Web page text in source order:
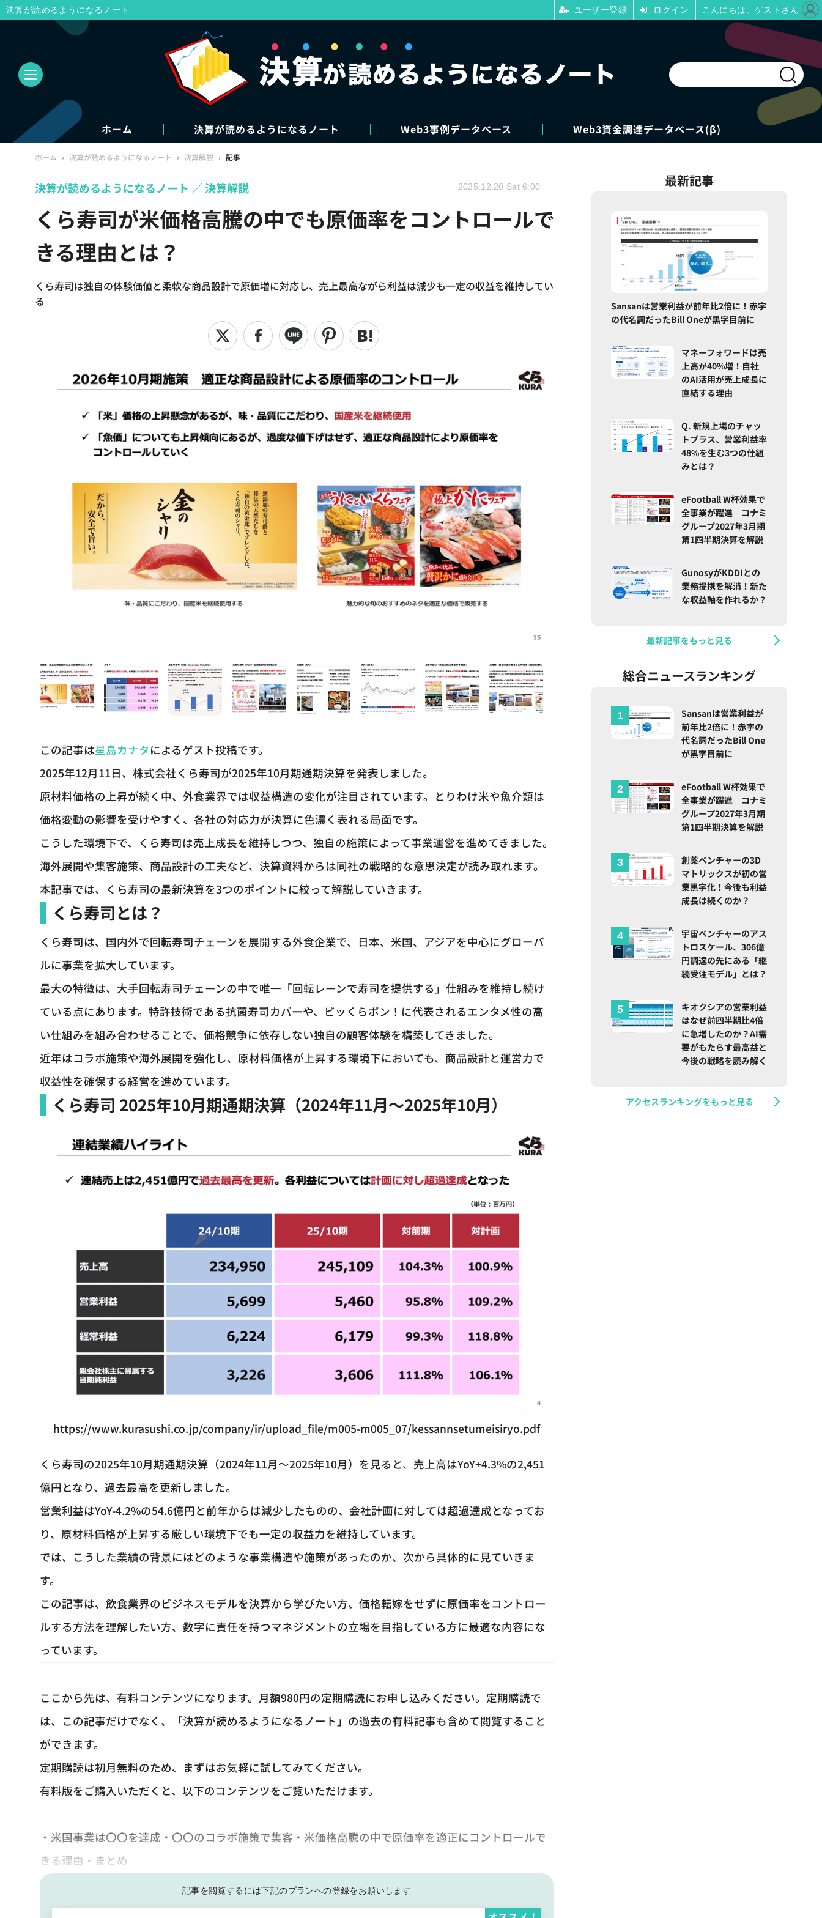
ホーム 決算が読めるようになるノート Web3事例データベース Web3資金調達データベース(β)
ホーム › 決算が読めるようになるノート › 決算解説 › 記事
くら寿司が米価格高騰の中でも原価率をコントロールで
きる理由とは？
くら寿司は独自の体験価値と柔軟な商品設計で原価増に対応し、売上最高ながら利益は減少も一定の収益を維持してい
る
決算が読めるようになるノート 決算解説 2025.12.20 Sat 6:00
この記事は星島カナタによるゲスト投稿です。
2025年12月11日、株式会社くら寿司が2025年10月期通期決算を発表しました。
原材料価格の上昇が続く中、外食業界では収益構造の変化が注目されています。とりわけ米や魚介類は
価格変動の影響を受けやすく、各社の対応力が決算に色濃く表れる局面です。
こうした環境下で、くら寿司は売上成長を維持しつつ、独自の施策によって事業運営を進めてきました。
海外展開や集客施策、商品設計の工夫など、決算資料からは同社の戦略的な意思決定が読み取れます。
本記事では、くら寿司の最新決算を3つのポイントに絞って解説していきます。
くら寿司とは？
くら寿司は、国内外で回転寿司チェーンを展開する外食企業で、日本、米国、アジアを中心にグローバ
ルに事業を拡大しています。
最大の特徴は、大手回転寿司チェーンの中で唯一「回転レーンで寿司を提供する」仕組みを維持し続け
ている点にあります。特許技術である抗菌寿司カバーや、ビッくらポン！に代表されるエンタメ性の高
い仕組みを組み合わせることで、価格競争に依存しない独自の顧客体験を構築してきました。
近年はコラボ施策や海外展開を強化し、原材料価格が上昇する環境下においても、商品設計と運営力で
収益性を確保する経営を進めています。
くら寿司 2025年10月期通期決算（2024年11月～2025年10月）
https://www.kurasushi.co.jp/company/ir/upload_file/m005-m005_07/kessannsetumeisiryo.pdf
くら寿司の2025年10月期通期決算（2024年11月～2025年10月）を見ると、売上高はYoY+4.3%の2,451
億円となり、過去最高を更新しました。
営業利益はYoY-4.2%の54.6億円と前年からは減少したものの、会社計画に対しては超過達成となってお
り、原材料価格が上昇する厳しい環境下でも一定の収益力を維持しています。
では、こうした業績の背景にはどのような事業構造や施策があったのか、次から具体的に見ていきま
す。
この記事は、飲食業界のビジネスモデルを決算から学びたい方、価格転嫁をせずに原価率をコントロー
ルする方法を理解したい方、数字に責任を持つマネジメントの立場を目指している方に最適な内容にな
っています。
ここから先は、有料コンテンツになります。月額980円の定期購読にお申し込みください。定期購読で
は、この記事だけでなく、「決算が読めるようになるノート」の過去の有料記事も含めて閲覧すること
ができます。
定期購読は初月無料のため、まずはお気軽に試してみてください。
有料版をご購入いただくと、以下のコンテンツをご覧いただけます。
・米国事業は〇〇を達成・〇〇のコラボ施策で集客・米価格高騰の中で原価率を適正にコントロールで
きる理由・まとめ
記事を閲覧するには下記のプランへの登録をお願いします
最新記事
Sansanは営業利益が前年比2倍に！赤字
の代名詞だったBill Oneが黒字目前に
マネーフォワードは売
上高が40%増！自社
のAI活用が売上成長に
直結する理由
Q. 新規上場のチャッ
トプラス、営業利益率
48%を生む3つの仕組
みとは？
eFootball W杯効果で
全事業が躍進 コナミ
グループ2027年3月期
第1四半期決算を解説
GunosyがKDDIとの
業務提携を解消！新た
な収益軸を作れるか？
最新記事をもっと見る
総合ニュースランキング
Sansanは営業利益が
前年比2倍に！赤字の
代名詞だったBill One
が黒字目前に
eFootball W杯効果で
全事業が躍進 コナミ
グループ2027年3月期
第1四半期決算を解説
創薬ベンチャーの3D
マトリックスが初の営
業黒字化！今後も利益
成長は続くのか？
宇宙ベンチャーのアス
トロスケール、306億
円調達の先にある「継
続受注モデル」とは？
キオクシアの営業利益
はなぜ前四半期比4倍
に急増したのか？AI需
要がもたらす最高益と
今後の戦略を読み解く
アクセスランキングをもっと見る
決算が読めるようになるノート ユーザー登録 ログイン こんにちは、ゲストさん